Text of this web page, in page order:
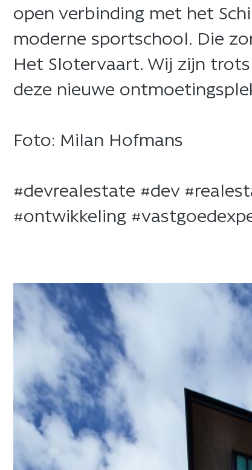
open verbinding met het
moderne sportschool. Die
Het Slotervaart. Wij zijn
deze nieuwe
​Foto: Milan Hofmans​
​#devrealestate #dev
#ontwikkeling